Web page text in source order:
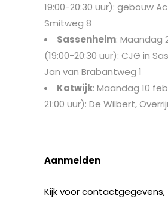
19:00-20:30 uur): gebouw
Smitweg 8
Sassenheim: Maandag
(19:00-20:30 uur): CJG in
Jan van Brabantweg 1
Katwijk: Maandag 10
21:00 uur): De Wilbert,
Aanmelden
Kijk voor contactgegevens,